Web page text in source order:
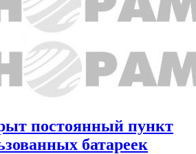
постоянный пункт
батареек